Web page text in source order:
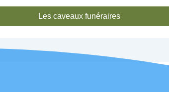
Les caveaux funéraires